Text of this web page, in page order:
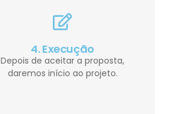
4. Execução
Depois de aceitar a proposta,
daremos início ao projeto.